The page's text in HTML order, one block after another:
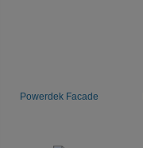
Powerdek Facade